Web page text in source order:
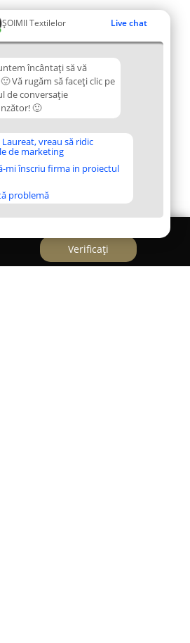
ȘOIMII Textilelor Live chat
încântați să vă
Vă rugăm să faceți clic pe
de conversație
🙂
vreau să ridic
de marketing
mi înscriu firma in proiectul
problemă
Verificați